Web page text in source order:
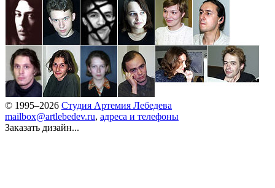
© 1995–2026 Студия Артемия Лебедева
mailbox@artlebedev.ru, адреса и телефоны
Заказать дизайн...